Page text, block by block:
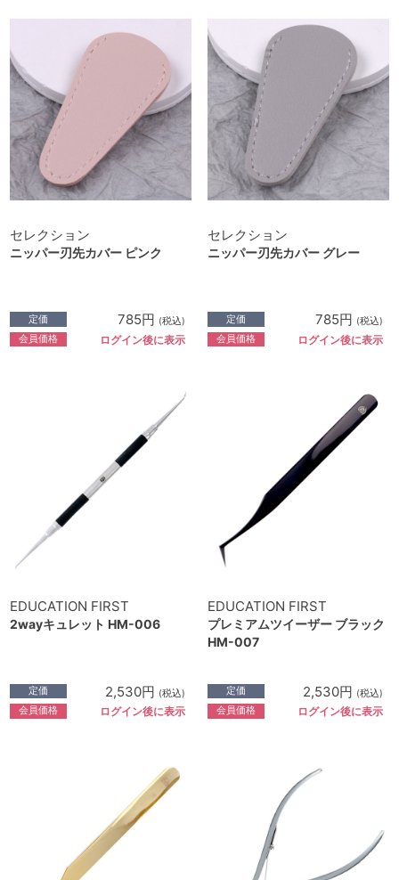
セレクション
ニッパー刃先カバー ピンク
定価 785円 (税込)
会員価格 ログイン後に表示
セレクション
ニッパー刃先カバー グレー
定価 785円 (税込)
会員価格 ログイン後に表示
EDUCATION FIRST
2wayキュレット HM-006
定価 2,530円 (税込)
会員価格 ログイン後に表示
EDUCATION FIRST
プレミアムツイーザー ブラック
HM-007
定価 2,530円 (税込)
会員価格 ログイン後に表示